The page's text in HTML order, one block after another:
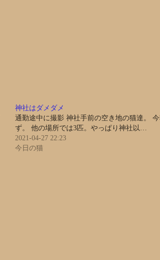
神社はダメダメ
通勤途中に撮影 神社手前の空き地の猫達。
ず。 他の場所では3匹。やっぱり神社以…
2021-04-27 22:23
今日の猫